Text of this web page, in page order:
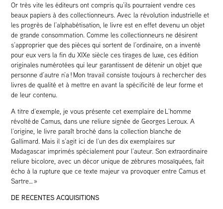
Or très vite les éditeurs ont compris qu’ils pourraient vendre ces
beaux papiers à des collectionneurs. Avec la révolution industrielle et
les progrès de l’alphabétisation, le livre est en effet devenu un objet
de grande consommation. Comme les collectionneurs ne désirent
s’approprier que des pièces qui sortent de l’ordinaire, on a inventé
pour eux vers la fin du XIXe siècle ces tirages de luxe, ces édition
originales numérotées qui leur garantissent de détenir un objet que
personne d’autre n’a ! Mon travail consiste toujours à rechercher des
livres de qualité et à mettre en avant la spécificité de leur forme et
de leur contenu.
A titre d’exemple, je vous présente cet exemplaire de L’homme
révolté de Camus, dans une reliure signée de Georges Leroux. A
l’origine, le livre paraît broché dans la collection blanche de
Gallimard. Mais il s’agit ici de l’un des dix exemplaires sur
Madagascar imprimés spécialement pour l’auteur. Son extraordinaire
reliure bicolore, avec un décor unique de zébrures mosaïquées, fait
écho à la rupture que ce texte majeur va provoquer entre Camus et
Sartre… »
DE RECENTES ACQUISITIONS